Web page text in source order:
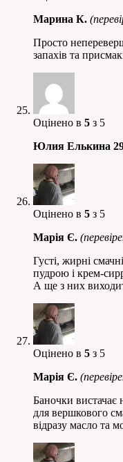
Марина К.
Просто
запахів та
Оцінено в 5 з 5
Юлия Елькина
Оцінено в 5 з 5
Марія Є.
Густі, жирні
пудрою і крем-
А ще з них
Оцінено в 5 з 5
Марія Є.
Баночки вистачає
для вершкового
відразу масло та